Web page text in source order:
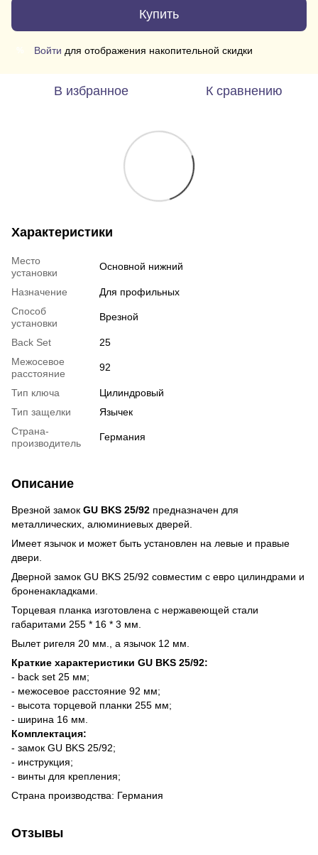
Купить
Войти для отображения накопительной скидки
В избранное К сравнению
Характеристики
Место
установки
Основной нижний
Назначение
Для профильных
Способ
установки
Врезной
Back Set
25
Межосевое
расстояние
92
Тип ключа
Цилиндровый
Тип защелки
Язычек
Страна-
производитель
Германия
Описание
Врезной замок GU BKS 25/92 предназначен для
металлических, алюминиевых дверей.
Имеет язычок и может быть установлен на левые и правые
двери.
Дверной замок GU BKS 25/92 совместим с евро цилиндрами и
броненакладками.
Торцевая планка изготовлена с нержавеющей стали
габаритами 255 * 16 * 3 мм.
Вылет ригеля 20 мм., а язычок 12 мм.
Краткие характеристики GU BKS 25/92:
- back set 25 мм;
- межосевое расстояние 92 мм;
- высота торцевой планки 255 мм;
- ширина 16 мм.
Комплектация:
- замок GU BKS 25/92;
- инструкция;
- винты для крепления;
Страна производства: Германия
Отзывы